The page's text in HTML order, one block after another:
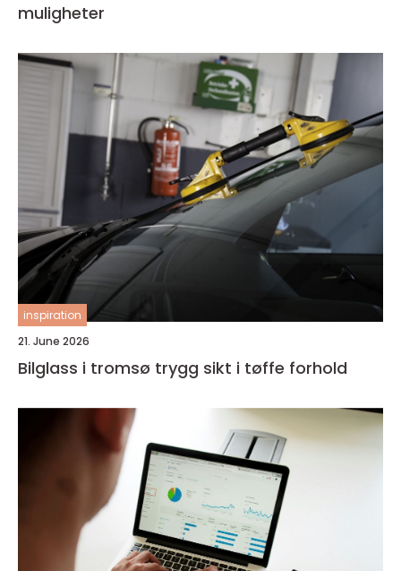
muligheter
inspiration
21. June 2026
Bilglass i tromsø trygg sikt i tøffe forhold